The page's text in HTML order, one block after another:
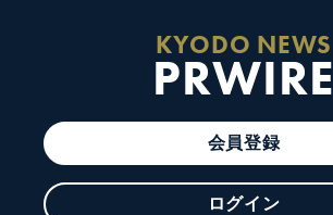
KYODO NEWS
PRWIRE
会員登録
ログイン